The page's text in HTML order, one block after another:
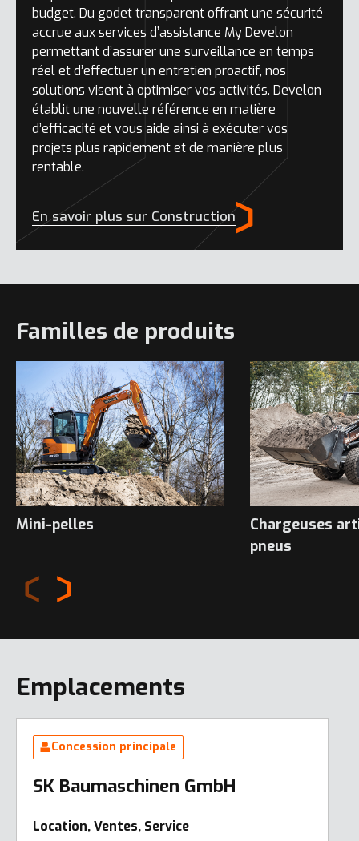
budget. Du godet transparent offrant une sécurité
accrue aux services d’assistance My Develon
permettant d’assurer une surveillance en temps
réel et d’effectuer un entretien proactif, nos
solutions visent à optimiser vos activités. Develon
établit une nouvelle référence en matière
d’efficacité et vous aide ainsi à exécuter vos
projets plus rapidement et de manière plus
rentable.
En savoir plus sur Construction
Familles de produits
Mini-pelles
Chargeuses
pneus
Emplacements
Concession principale
SK Baumaschinen GmbH
Location, Ventes, Service